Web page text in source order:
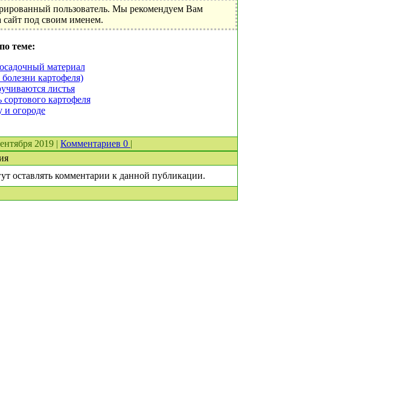
пользователь. Мы рекомендуем Вам
сайт под своим именем.
теме:
материал
картофеля)
листья
картофеля
и огороде
2019 | Комментариев 0 |
оставлять комментарии к данной публикации.